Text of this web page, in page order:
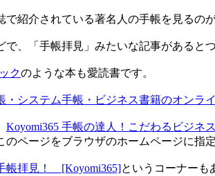
で紹介されている著名人の手帳を見るの
で、「手帳拝見」みたいな記事があると
クのような本も愛読書です。
・システム手帳・ビジネス書籍のオンラ
Koyomi365 手帳の達人！こだわるビジネ
のページをブラウザのホームページに指
帳拝見！ [Koyomi365]というコーナーも